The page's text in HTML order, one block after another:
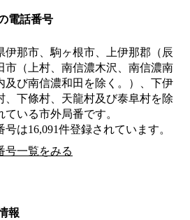
電話番号
伊那市、駒ヶ根市、上伊那郡（辰
市（上村、南信濃木沢、南信濃南
及び南信濃和田を除く。）、下伊
、下條村、天龍村及び泰阜村を除
いる市外局番です。
は16,091件登録されています。
号一覧をみる
報